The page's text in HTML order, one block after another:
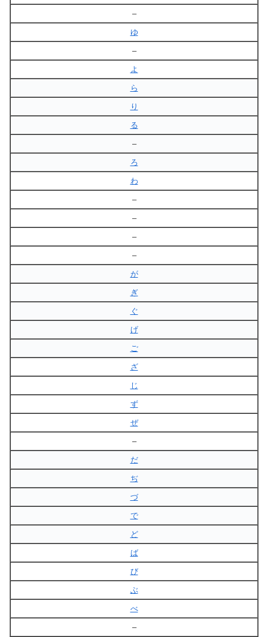
–
ゆ
–
よ
ら
り
る
–
ろ
わ
–
–
–
–
が
ぎ
ぐ
げ
ご
ざ
じ
ず
ぜ
–
だ
ぢ
づ
で
ど
ば
び
ぶ
べ
–